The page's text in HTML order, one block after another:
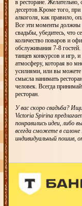
в ресторане.
десертов.Кроме того,
алкоголя, как правило,
Все эти моменты должны
свадьбы, убедитесь, что
количество поваров и
обслуживания 7-8
танцев конкурсов и игр,
атмосферу, которая во
усилиями, или вы можете
смысла нанимать
человек. Всегда
ресторан.
У вас скоро свадьба?
Victoria Spirina
понравились идеи, либо
всегда сможете в
индивидуальный пошив,